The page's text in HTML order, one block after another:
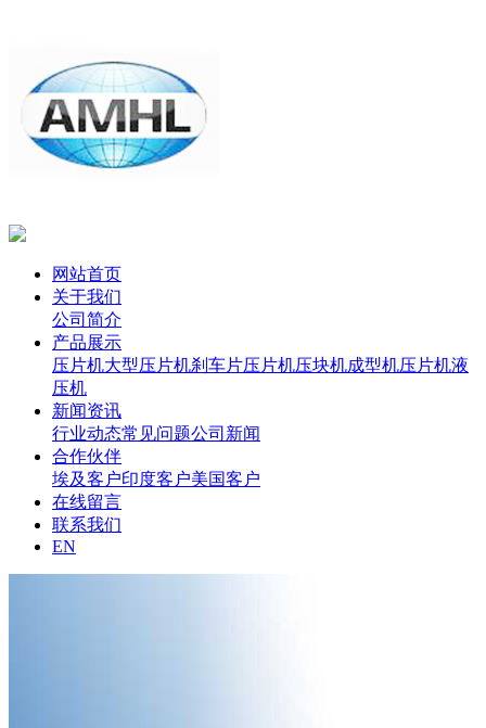
网站首页
关于我们
公司简介
产品展示
压片机大型压片机刹车片压片机压块机成型机压片机液
压机
新闻资讯
行业动态常见问题公司新闻
合作伙伴
埃及客户印度客户美国客户
在线留言
联系我们
EN